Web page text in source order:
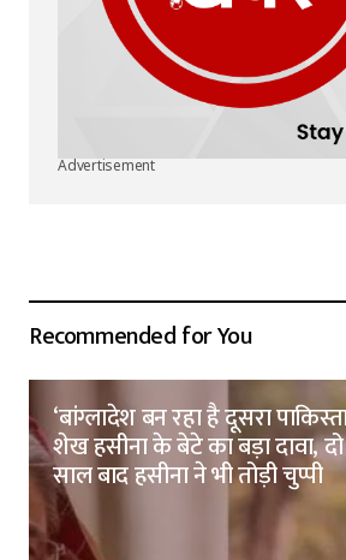
Advertisement
Recommended for You
‘बांग्लादेश बन रहा है दूसरा
शेख हसीना के बेटे का बड़ा दावा, दो
साल बाद हसीना ने भी तोड़ी चुप्पी